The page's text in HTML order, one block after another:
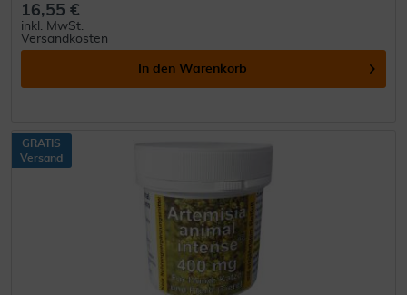
16,55 €
inkl. MwSt.
Versandkosten
In den Warenkorb
GRATIS
Versand